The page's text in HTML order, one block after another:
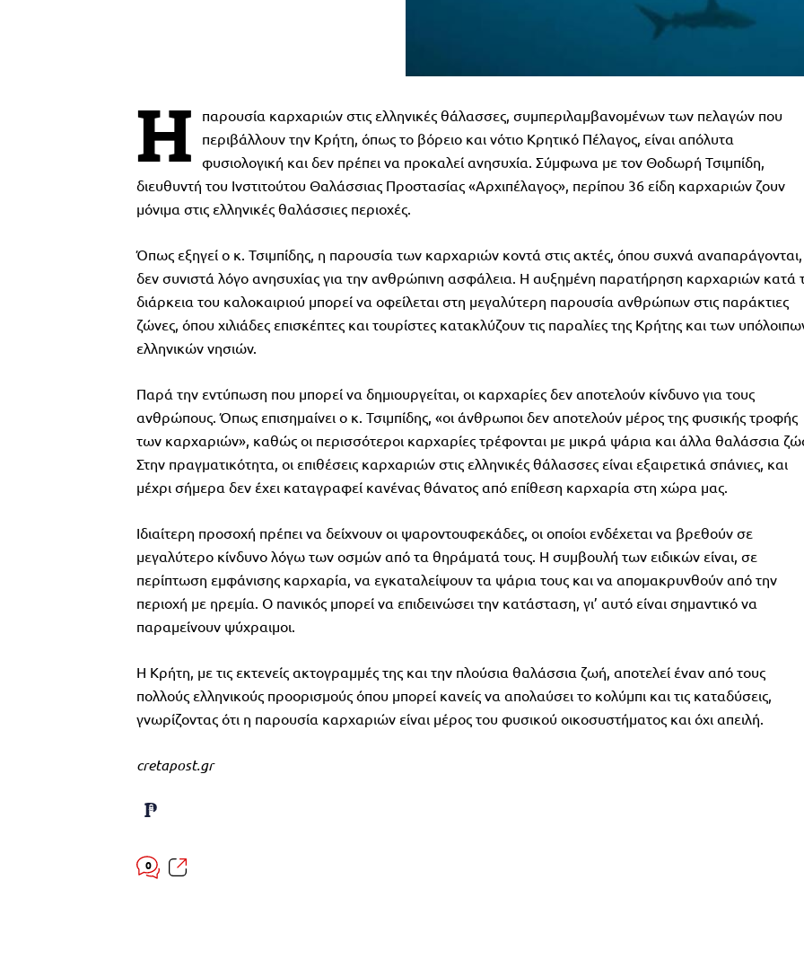
Η
παρουσία καρχαριών στις ελληνικές θάλασσες, συμπεριλαμβανομένων των πελαγών που
περιβάλλουν την Κρήτη, όπως το βόρειο και νότιο Κρητικό Πέλαγος, είναι απόλυτα
φυσιολογική και δεν πρέπει να προκαλεί ανησυχία. Σύμφωνα με τον Θοδωρή Τσιμπίδη,
διευθυντή του Ινστιτούτου Θαλάσσιας Προστασίας «Αρχιπέλαγος», περίπου 36 είδη καρχαριών ζουν
μόνιμα στις ελληνικές θαλάσσιες περιοχές.
Όπως εξηγεί ο κ. Τσιμπίδης, η παρουσία των καρχαριών κοντά στις ακτές, όπου συχνά αναπαράγονται,
δεν συνιστά λόγο ανησυχίας για την ανθρώπινη ασφάλεια. Η αυξημένη παρατήρηση καρχαριών κατά
διάρκεια του καλοκαιριού μπορεί να οφείλεται στη μεγαλύτερη παρουσία ανθρώπων στις παράκτιες
ζώνες, όπου χιλιάδες επισκέπτες και τουρίστες κατακλύζουν τις παραλίες της Κρήτης και των
ελληνικών νησιών.
Παρά την εντύπωση που μπορεί να δημιουργείται, οι καρχαρίες δεν αποτελούν κίνδυνο για τους
ανθρώπους. Όπως επισημαίνει ο κ. Τσιμπίδης, «οι άνθρωποι δεν αποτελούν μέρος της φυσικής τροφής
των καρχαριών», καθώς οι περισσότεροι καρχαρίες τρέφονται με μικρά ψάρια και άλλα θαλάσσια
Στην πραγματικότητα, οι επιθέσεις καρχαριών στις ελληνικές θάλασσες είναι εξαιρετικά σπάνιες, και
μέχρι σήμερα δεν έχει καταγραφεί κανένας θάνατος από επίθεση καρχαρία στη χώρα μας.
Ιδιαίτερη προσοχή πρέπει να δείχνουν οι ψαροντουφεκάδες, οι οποίοι ενδέχεται να βρεθούν σε
μεγαλύτερο κίνδυνο λόγω των οσμών από τα θηράματά τους. Η συμβουλή των ειδικών είναι, σε
περίπτωση εμφάνισης καρχαρία, να εγκαταλείψουν τα ψάρια τους και να απομακρυνθούν από την
περιοχή με ηρεμία. Ο πανικός μπορεί να επιδεινώσει την κατάσταση, γι’ αυτό είναι σημαντικό να
παραμείνουν ψύχραιμοι.
Η Κρήτη, με τις εκτενείς ακτογραμμές της και την πλούσια θαλάσσια ζωή, αποτελεί έναν από τους
πολλούς ελληνικούς προορισμούς όπου μπορεί κανείς να απολαύσει το κολύμπι και τις καταδύσεις,
γνωρίζοντας ότι η παρουσία καρχαριών είναι μέρος του φυσικού οικοσυστήματος και όχι απειλή.
cretapost.gr
0